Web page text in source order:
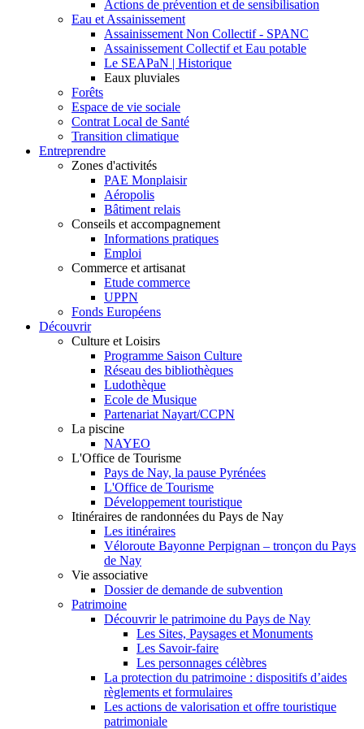
Actions de prévention et de sensibilisation
Eau et Assainissement
Assainissement Non Collectif - SPANC
Assainissement Collectif et Eau potable
Le SEAPaN | Historique
Eaux pluviales
Forêts
Espace de vie sociale
Contrat Local de Santé
Transition climatique
Entreprendre
Zones d'activités
PAE Monplaisir
Aéropolis
Bâtiment relais
Conseils et accompagnement
Informations pratiques
Emploi
Commerce et artisanat
Etude commerce
UPPN
Fonds Européens
Découvrir
Culture et Loisirs
Programme Saison Culture
Réseau des bibliothèques
Ludothèque
Ecole de Musique
Partenariat Nayart/CCPN
La piscine
NAYEO
L'Office de Tourisme
Pays de Nay, la pause Pyrénées
L'Office de Tourisme
Développement touristique
Itinéraires de randonnées du Pays de Nay
Les itinéraires
Véloroute Bayonne Perpignan – tronçon du Pays
de Nay
Vie associative
Dossier de demande de subvention
Patrimoine
Découvrir le patrimoine du Pays de Nay
Les Sites, Paysages et Monuments
Les Savoir-faire
Les personnages célèbres
La protection du patrimoine : dispositifs d’aides
règlements et formulaires
Les actions de valorisation et offre touristique
patrimoniale